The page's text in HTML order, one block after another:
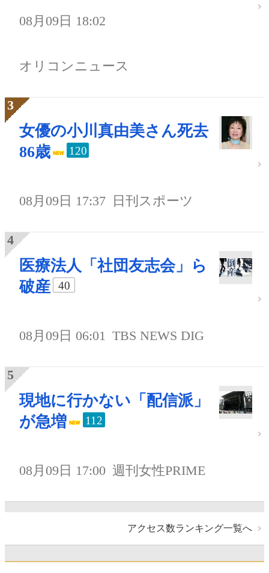
08月09日 18:02
オリコンニュース
女優の小川真由美さん死去
86歳
120
08月09日 17:37 日刊スポーツ
医療法人「社団友志会」ら
破産
40
08月09日 06:01 TBS NEWS DIG
現地に行かない「配信派」
が急増
112
08月09日 17:00 週刊女性PRIME
アクセス数ランキング一覧へ